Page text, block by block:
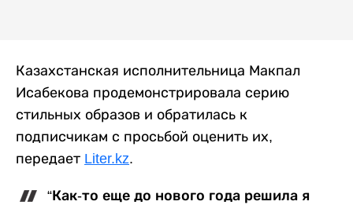
Казахстанская исполнительница Макпал
Исабекова продемонстрировала серию
стильных образов и обратилась к
подписчикам с просьбой оценить их,
передает Liter.kz.
“Как-то еще до нового года решила я